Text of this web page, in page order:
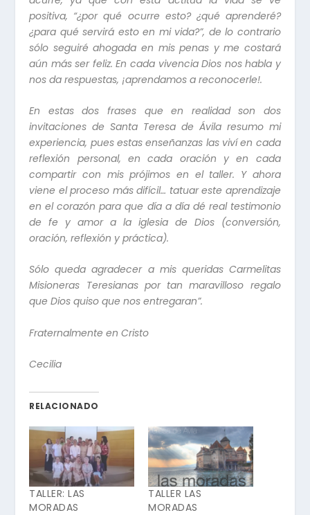
positiva, “¿por qué ocurre esto? ¿qué aprenderé?
¿para qué servirá esto en mi vida?”, de lo contrario
sólo seguiré ahogada en mis penas y me costará
aún más ser feliz. En cada vivencia Dios nos habla y
nos da respuestas, ¡aprendamos a reconocerle!.
En estas dos frases que en realidad son dos
invitaciones de Santa Teresa de Ávila resumo mi
experiencia, pues estas enseñanzas las viví en cada
reflexión personal, en cada oración y en cada
compartir con mis prójimos en el taller. Y ahora
viene el proceso más difícil… tatuar este aprendizaje
en el corazón para que día a día dé real testimonio
de fe y amor a la iglesia de Dios (conversión,
oración, reflexión y práctica).
Sólo queda agradecer a mis queridas Carmelitas
Misioneras Teresianas por tan maravilloso regalo
que Dios quiso que nos entregaran”.
Fraternalmente en Cristo
Cecilia
RELACIONADO
TALLER: LAS
MORADAS
TALLER LAS
MORADAS